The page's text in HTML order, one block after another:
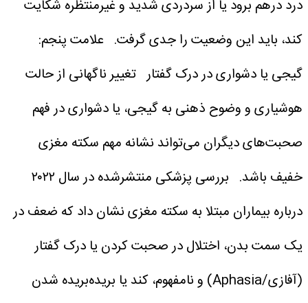
درد درهم برود یا از سردردی شدید و غیرمنتظره شکایت
کند، باید این وضعیت را جدی گرفت. علامت پنجم:
گیجی یا دشواری در درک گفتار تغییر ناگهانی از حالت
هوشیاری و وضوح ذهنی به گیجی، یا دشواری در فهم
صحبت‌های دیگران می‌تواند نشانه مهم سکته مغزی
خفیف باشد.
بررسی پزشکی منتشرشده در سال ۲۰۲۲
درباره بیماران مبتلا به سکته مغزی نشان داد که ضعف در
یک سمت بدن، اختلال در صحبت کردن یا درک گفتار
(آفازی/Aphasia) و نامفهوم، کند یا بریده‌بریده شدن